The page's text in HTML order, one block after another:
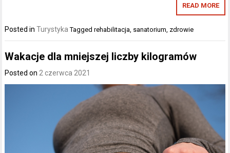
READ MORE
Posted inTurystyka Taggedrehabilitacja sanatorium zdrowie
Wakacje dla mniejszej liczby kilogramów
Posted on2 czerwca 2021